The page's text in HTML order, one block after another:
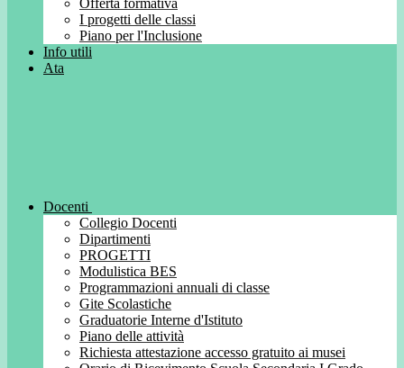
Offerta formativa
I progetti delle classi
Piano per l'Inclusione
Info utili
Ata
Docenti
Collegio Docenti
Dipartimenti
PROGETTI
Modulistica BES
Programmazioni annuali di classe
Gite Scolastiche
Graduatorie Interne d'Istituto
Piano delle attività
Richiesta attestazione accesso gratuito ai musei